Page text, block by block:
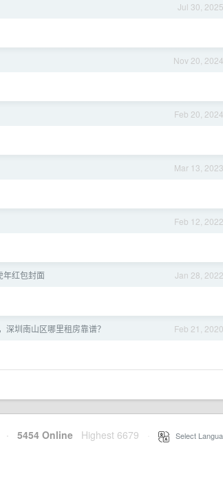
Jul 30, 2025
Nov 20, 2024
Feb 20, 2024
Mar 13, 2023
Feb 12, 2022
Jan 28, 2022
年红包封面
Feb 21, 2020
圳南山区哪里租房靠谱？
· 5454 Online Highest 6679 Select